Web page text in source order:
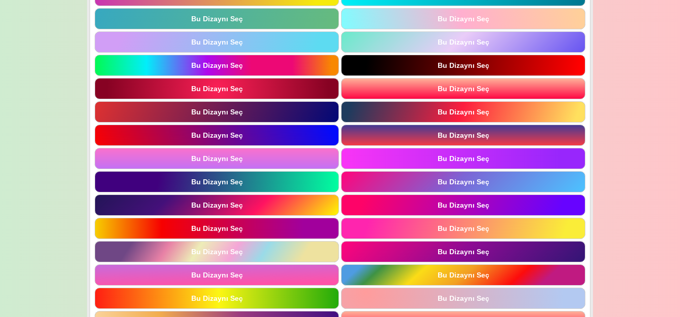
Bu Dizaynı Seç Bu Dizaynı Seç
Bu Dizaynı Seç Bu Dizaynı Seç
Bu Dizaynı Seç Bu Dizaynı Seç
Bu Dizaynı Seç Bu Dizaynı Seç
Bu Dizaynı Seç Bu Dizaynı Seç
Bu Dizaynı Seç Bu Dizaynı Seç
Bu Dizaynı Seç Bu Dizaynı Seç
Bu Dizaynı Seç Bu Dizaynı Seç
Bu Dizaynı Seç Bu Dizaynı Seç
Bu Dizaynı Seç Bu Dizaynı Seç
Bu Dizaynı Seç Bu Dizaynı Seç
Bu Dizaynı Seç Bu Dizaynı Seç
Bu Dizaynı Seç Bu Dizaynı Seç